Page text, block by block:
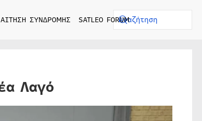
ΑΙΤΗΣΗ ΣΥΝΔΡΟΜΗΣ SATLEO FORUM
Λαγό